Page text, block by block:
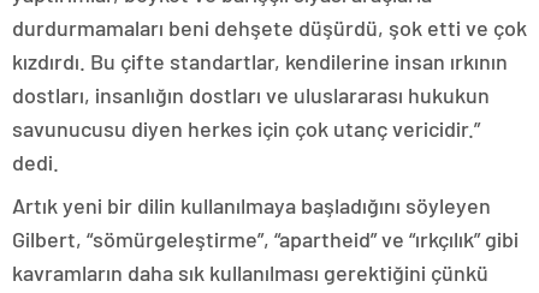
durdurmamaları beni dehşete düşürdü, şok etti ve çok
kızdırdı. Bu çifte standartlar, kendilerine insan ırkının
dostları, insanlığın dostları ve uluslararası hukukun
savunucusu diyen herkes için çok utanç vericidir.”
dedi.
Artık yeni bir dilin kullanılmaya başladığını söyleyen
Gilbert, “sömürgeleştirme”, “apartheid” ve “ırkçılık” gibi
kavramların daha sık kullanılması gerektiğini çünkü